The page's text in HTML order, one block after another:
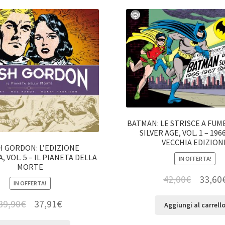
GORDON: L’EDIZIONE
VOL. 5 – IL PIANETA DELLA
MORTE
IN OFFERTA!
€ 37,91€
BATMAN: LE STRISCE A
SILVER AGE, VOL. 1 –
VECCHIA
IN OFFERTA!
42,00€ 33,60
Aggiungi al